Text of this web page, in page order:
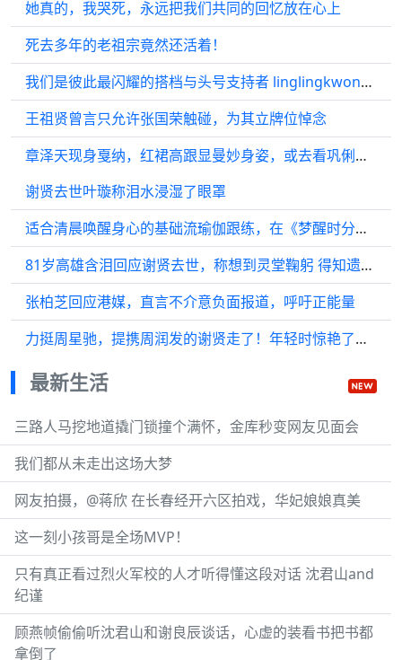
她真的，我哭死，永远把我们共同的回忆放在心上
死去多年的老祖宗竟然还活着！
我们是彼此最闪耀的搭档与头号支持者 linglingkwong ormkornnaphat
王祖贤曾言只允许张国荣触碰，为其立牌位悼念
章泽天现身戛纳，红裙高跟显曼妙身姿，或去看巩俐的《霸王别姬》
谢贤去世叶璇称泪水浸湿了眼罩
适合清晨唤醒身心的基础流瑜伽跟练，在《梦醒时分》的柔缓串联中开启活力一天
81岁高雄含泪回应谢贤去世，称想到灵堂鞠躬 得知遗体已火化后情绪激动！
张柏芝回应港媒，直言不介意负面报道，呼吁正能量
力挺周星驰，提携周润发的谢贤走了！年轻时惊艳了时代，一辈子仗义潇洒！
最新生活
三路人马挖地道撬门锁撞个满怀，金库秒变网友见面会
我们都从未走出这场大梦
网友拍摄，@蒋欣 在长春经开六区拍戏，华妃娘娘真美
这一刻小孩哥是全场MVP！
只有真正看过烈火军校的人才听得懂这段对话 沈君山and
纪谨
顾燕帧偷偷听沈君山和谢良辰谈话，心虚的装看书把书都
拿倒了